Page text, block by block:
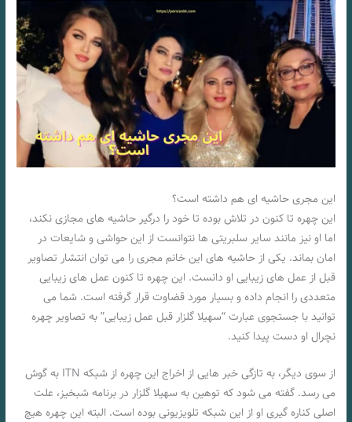
این مجری حاشیه ای هم داشته است؟
این چهره تا کنون در تلاش بوده تا خود را درگیر حاشیه های مجازی نکند،
اما او نیز مانند سایر سلبریتی ها نتوانست از این حواشی و شایعات در
امان بماند. یکی از حاشیه های این خانم مجری را می توان انتشار تصاویر
قبل از عمل های زیبایی او دانست. این چهره تا کنون عمل های زیبایی
متعددی را انجام داده و بسیار مورد قضاوت قرار گرفته است. شما می
توانید با جستجوی عبارت “سهیلا گلزار قبل عمل زیبایی” به تصاویر چهره
نچرال او دست پیدا کنید.
از سوی دیگر، به تازگی خبر هایی از اخراج این چهره از شبکه ITN به گوش
می رسد. گفته می شود که توهین به سهیلا گلزار در برنامه شبخیز، علت
اصلی کناره گیری او از این شبکه تلویزیونی بوده است. البته این چهره هیچ